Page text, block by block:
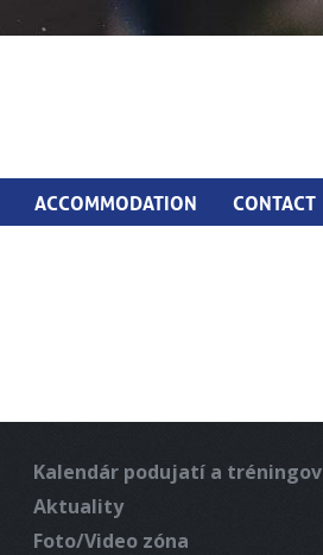
ACCOMMODATION CONTACT
Kalendár podujatí a tréningov
Aktuality
Foto/Video zóna